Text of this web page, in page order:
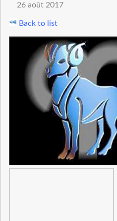
26 août 2017
Back to list